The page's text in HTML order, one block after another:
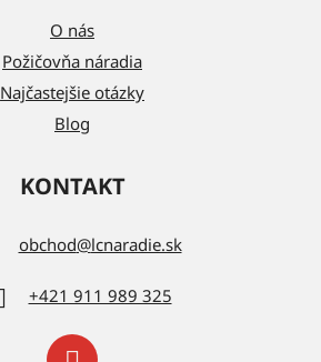
O nás
Požičovňa náradia
Najčastejšie otázky
Blog
KONTAKT
obchod@lcnaradie.sk
+421 911 989 325